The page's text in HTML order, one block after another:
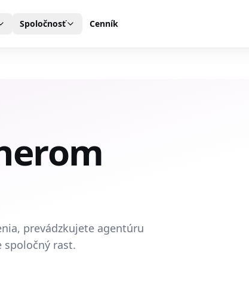
Spoločnosť Cenník
prevádzkujete agentúru
spoločný rast.